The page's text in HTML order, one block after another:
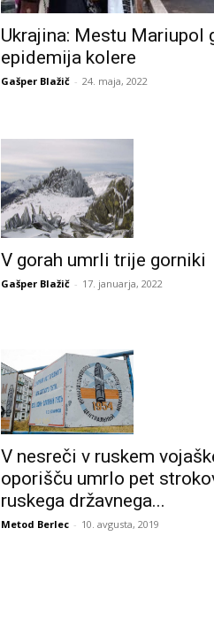
Ukrajina: Mestu Mariupol
epidemija kolere
Gašper Blažič - 24. maja, 2022
V gorah umrli trije gorniki
Gašper Blažič - 17. januarja, 2022
V nesreči v ruskem
oporišču umrlo pet
ruskega državnega...
Metod Berlec - 10. avgusta, 2019